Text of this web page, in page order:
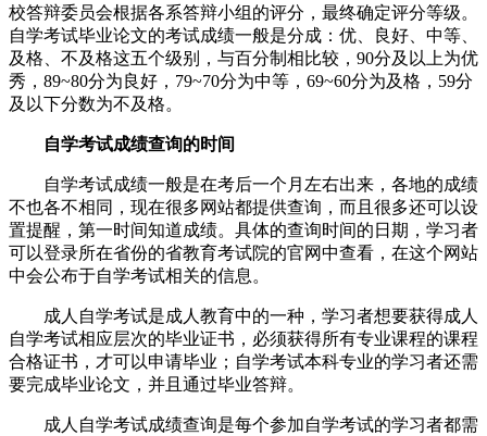
校答辩委员会根据各系答辩小组的评分，最终确定评分等级。
自学考试毕业论文的考试成绩一般是分成：优、良好、中等、
及格、不及格这五个级别，与百分制相比较，90分及以上为优
秀，89~80分为良好，79~70分为中等，69~60分为及格，59分
及以下分数为不及格。
自学考试成绩查询的时间
自学考试成绩一般是在考后一个月左右出来，各地的成绩
不也各不相同，现在很多网站都提供查询，而且很多还可以设
置提醒，第一时间知道成绩。具体的查询时间的日期，学习者
可以登录所在省份的省教育考试院的官网中查看，在这个网站
中会公布于自学考试相关的信息。
成人自学考试是成人教育中的一种，学习者想要获得成人
自学考试相应层次的毕业证书，必须获得所有专业课程的课程
合格证书，才可以申请毕业；自学考试本科专业的学习者还需
要完成毕业论文，并且通过毕业答辩。
成人自学考试成绩查询是每个参加自学考试的学习者都需